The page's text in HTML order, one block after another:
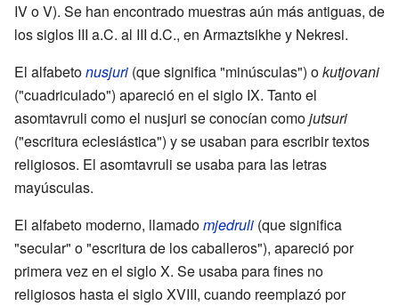
IV o V). Se han encontrado muestras aún más antiguas, de
los siglos III a.C. al III d.C., en Armaztsikhe y Nekresi.
El alfabetonusjuri (que significa "minúsculas") okutjovani
("cuadriculado") apareció en el siglo IX. Tanto el
asomtavruli como el nusjuri se conocían comojutsuri
("escritura eclesiástica") y se usaban para escribir textos
religiosos. El asomtavruli se usaba para las letras
mayúsculas.
El alfabeto moderno, llamadomjedruli (que significa
"secular" o "escritura de los caballeros"), apareció por
primera vez en el siglo X. Se usaba para fines no
religiosos hasta el siglo XVIII, cuando reemplazó por